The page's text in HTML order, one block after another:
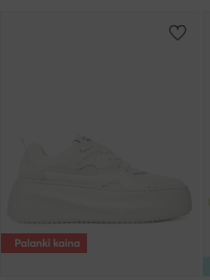
Palanki kaina